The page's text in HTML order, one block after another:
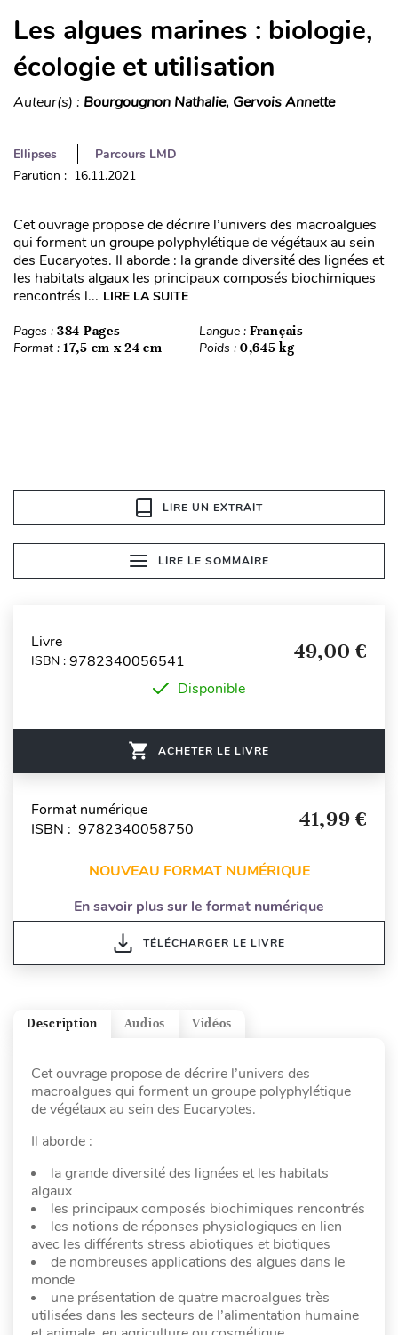
Les algues marines : biologie,
écologie et utilisation
Auteur(s) : Bourgougnon Nathalie, Gervois Annette
Ellipses
Parcours LMD
Parution : 16.11.2021
Cet ouvrage propose de décrire l’univers des macroalgues
qui forment un groupe polyphylétique de végétaux au sein
des Eucaryotes. Il aborde : la grande diversité des lignées et
les habitats algaux les principaux composés biochimiques
rencontrés l... LIRE LA SUITE
Pages : 384 Pages Langue : Français
Format : 17,5 cm x 24 cm Poids : 0,645 kg
LIRE UN EXTRAIT
LIRE LE SOMMAIRE
Livre
ISBN : 9782340056541 49,00 €
Disponible
ACHETER LE LIVRE
Format numérique
ISBN : 9782340058750
41,99 €
NOUVEAU FORMAT NUMÉRIQUE
En savoir plus sur le format numérique
TÉLÉCHARGER LE LIVRE
Vidéos
Audios
Description
Cet ouvrage propose de décrire l’univers des
macroalgues qui forment un groupe polyphylétique
de végétaux au sein des Eucaryotes.
Il aborde :
la grande diversité des lignées et les habitats
algaux
les principaux composés biochimiques rencontrés
les notions de réponses physiologiques en lien
avec les différents stress abiotiques et biotiques
de nombreuses applications des algues dans le
monde
une présentation de quatre macroalgues très
utilisées dans les secteurs de l’alimentation humaine